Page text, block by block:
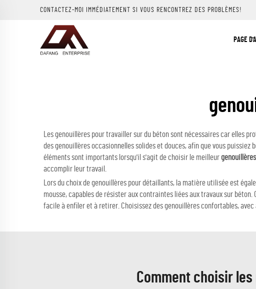
CONTACTEZ-MOI IMMÉDIATEMENT SI VOUS RENCONTREZ DES PROBLÈMES!
PAGE
Les genouillères pour travailler sur du béton sont nécessaires car elles
des genouillères occasionnelles solides et douces, afin que vous
éléments sont importants lorsqu'il s'agit de choisir le meilleurgenouillères
accomplir leur travail.
Lors du choix de genouillères pour détaillants, la matière utilisée est
mousse, capables de résister aux contraintes liées aux travaux sur
facile à enfiler et à retirer. Choisissez des genouillères confortables,
Comment choisir